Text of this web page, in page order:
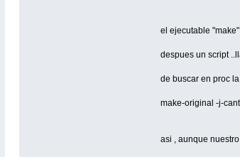
el ejecutable
despues un script
de buscar en proc
make-original -j-
asi , aunque